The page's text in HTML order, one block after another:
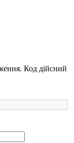
Код дійсний